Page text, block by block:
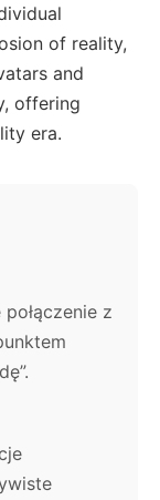
of reality,
and
offering
era.
z